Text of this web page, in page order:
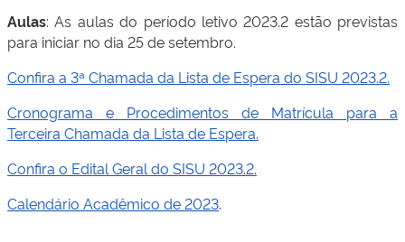
Aulas: As aulas do período letivo 2023.2 estão previstas
para iniciar no dia 25 de setembro.
Confira a 3ª Chamada da Lista de Espera do SISU 2023.2.
Cronograma e Procedimentos de Matrícula para a
Terceira Chamada da Lista de Espera.
Confira o Edital Geral do SISU 2023.2.
Calendário Acadêmico de 2023.